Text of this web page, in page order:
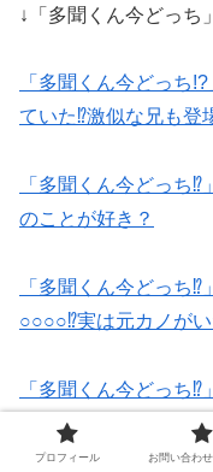
↓「多聞くん今どっち
「多聞くん今どっち
ていた⁉激似な兄も登
「多聞くん今どっち
のことが好き？
「多聞くん今どっち
○○○○⁉実は元カノがい
「多聞くん今どっち
さん⁉
プロフィール お問い合わ